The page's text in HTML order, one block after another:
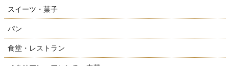
スイーツ・菓子
パン
食堂・レストラン